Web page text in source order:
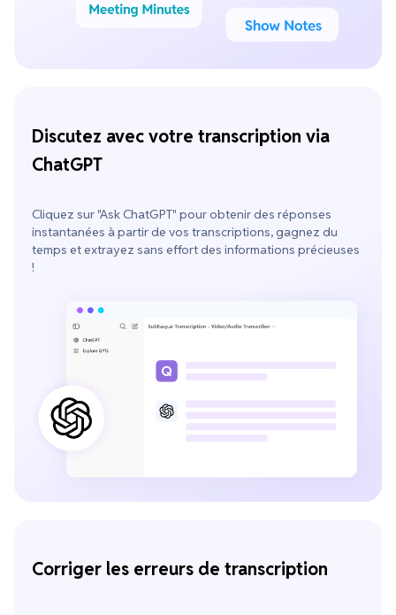
Discutez avec votre transcription via
ChatGPT
Cliquez sur "Ask ChatGPT" pour obtenir des réponses
instantanées à partir de vos transcriptions, gagnez du
temps et extrayez sans effort des informations précieuses
!
Corriger les erreurs de transcription